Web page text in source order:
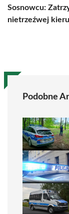
Sosnowcu:
nietrzeźwej
Podobne